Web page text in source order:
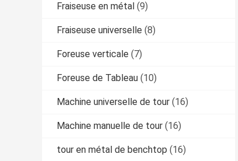
Fraiseuse en métal (9)
Fraiseuse universelle (8)
Foreuse verticale (7)
Foreuse de Tableau (10)
Machine universelle de tour (16)
Machine manuelle de tour (16)
tour en métal de benchtop (16)